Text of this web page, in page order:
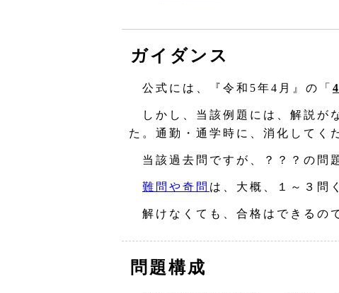
ガイダンス
公式には、『令和5年4月』の「
しかし、当該例題には、解説が
た。通勤・通学時に、消化してく
当該過去問ですが、？？？の問
難問や奇問 は、大概、１～３問
解けなくても、合格はできるの
問題構成